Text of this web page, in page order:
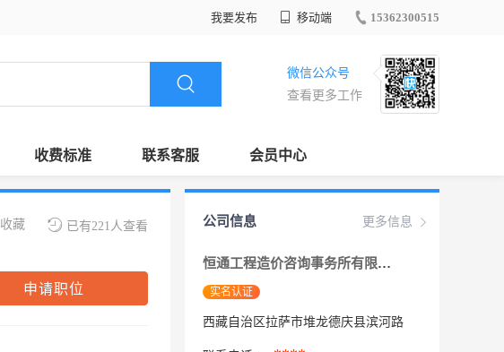
我要发布 移动端 15362300515
微信公众号
查看更多工作
收费标准 联系客服 会员中心
已有221人查看
收藏
申请职位
更多信息
公司信息
恒通工程造价咨询事务所有限公司西藏分公司
实名认证
西藏自治区拉萨市堆龙德庆县滨河路